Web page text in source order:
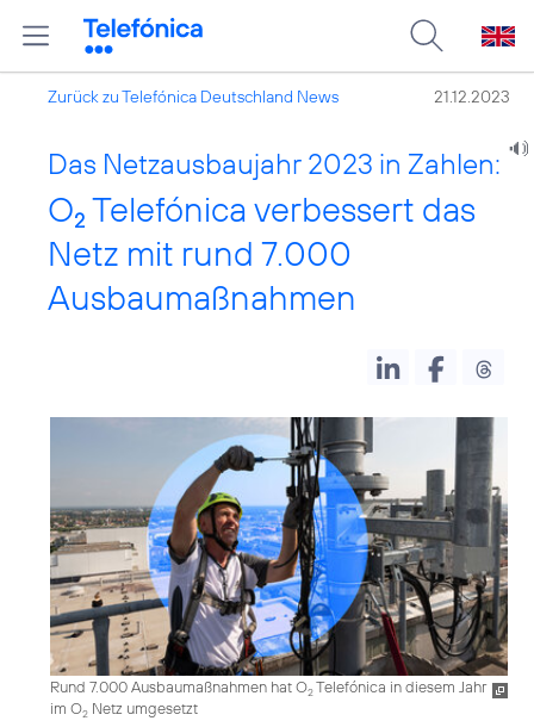
Zurück zu Telefónica Deutschland News 21.12.2023
Das Netzausbaujahr 2023 in Zahlen:
O2 Telefónica verbessert das
Netz mit rund 7.000
Ausbaumaßnahmen
Rund 7.000 Ausbaumaßnahmen hat O2Telefónica in diesem Jahr
im O2 Netz umgesetzt